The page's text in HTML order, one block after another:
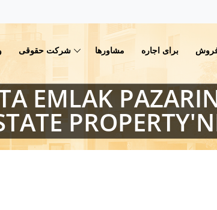
برای اجاره مشاورها شرکت حقوقی
EMLAK